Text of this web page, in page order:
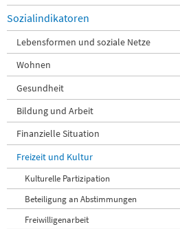
Sozialindikatoren
Lebensformen und soziale Netze
Wohnen
Gesundheit
Bildung und Arbeit
Finanzielle Situation
Freizeit und Kultur
Kulturelle Partizipation
Beteiligung an Abstimmungen
Freiwilligenarbeit